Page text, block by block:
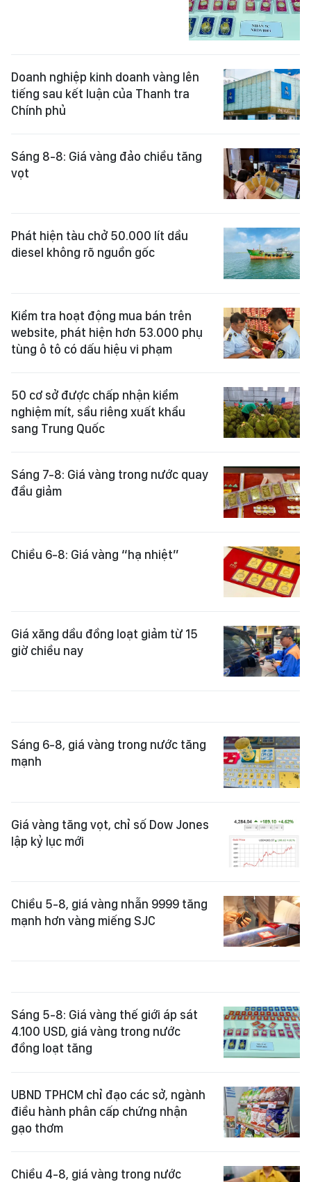
Doanh nghiệp kinh doanh vàng lên
tiếng sau kết luận của Thanh tra
Chính phủ
Sáng 8-8: Giá vàng đảo chiều tăng
vọt
Phát hiện tàu chở 50.000 lít dầu
diesel không rõ nguồn gốc
Kiểm tra hoạt động mua bán trên
website, phát hiện hơn 53.000 phụ
tùng ô tô có dấu hiệu vi phạm
50 cơ sở được chấp nhận kiểm
nghiệm mít, sầu riêng xuất khẩu
sang Trung Quốc
Sáng 7-8: Giá vàng trong nước quay
đầu giảm
Chiều 6-8: Giá vàng “hạ nhiệt”
Giá xăng dầu đồng loạt giảm từ 15
giờ chiều nay
Sáng 6-8, giá vàng trong nước tăng
mạnh
Giá vàng tăng vọt, chỉ số Dow Jones
lập kỷ lục mới
Chiều 5-8, giá vàng nhẫn 9999 tăng
mạnh hơn vàng miếng SJC
Sáng 5-8: Giá vàng thế giới áp sát
4.100 USD, giá vàng trong nước
đồng loạt tăng
UBND TPHCM chỉ đạo các sở, ngành
điều hành phân cấp chứng nhận
gạo thơm
Chiều 4-8, giá vàng trong nước